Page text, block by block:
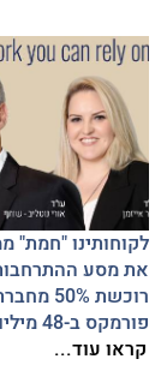
לקוחותינו "חמת"
את מסע
רוכשת 50%
פורמקס ב-48 מיליון שקל
קראו עוד...